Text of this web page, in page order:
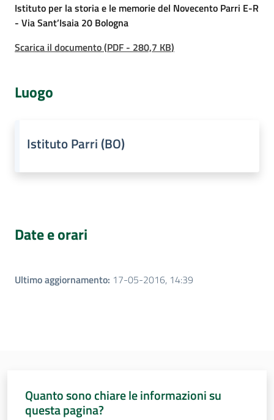
Assemblea
Attività
Istituto per la storia e le memorie del Novecento Parri E-R
- Via Sant’Isaia 20 Bologna
Scarica il documento(PDF - 280,7 KB)
Luogo
Istituto Parri (BO)
Date e orari
Ultimo aggiornamento: 17-05-2016, 14:39
Quanto sono chiare le informazioni su
questa pagina?